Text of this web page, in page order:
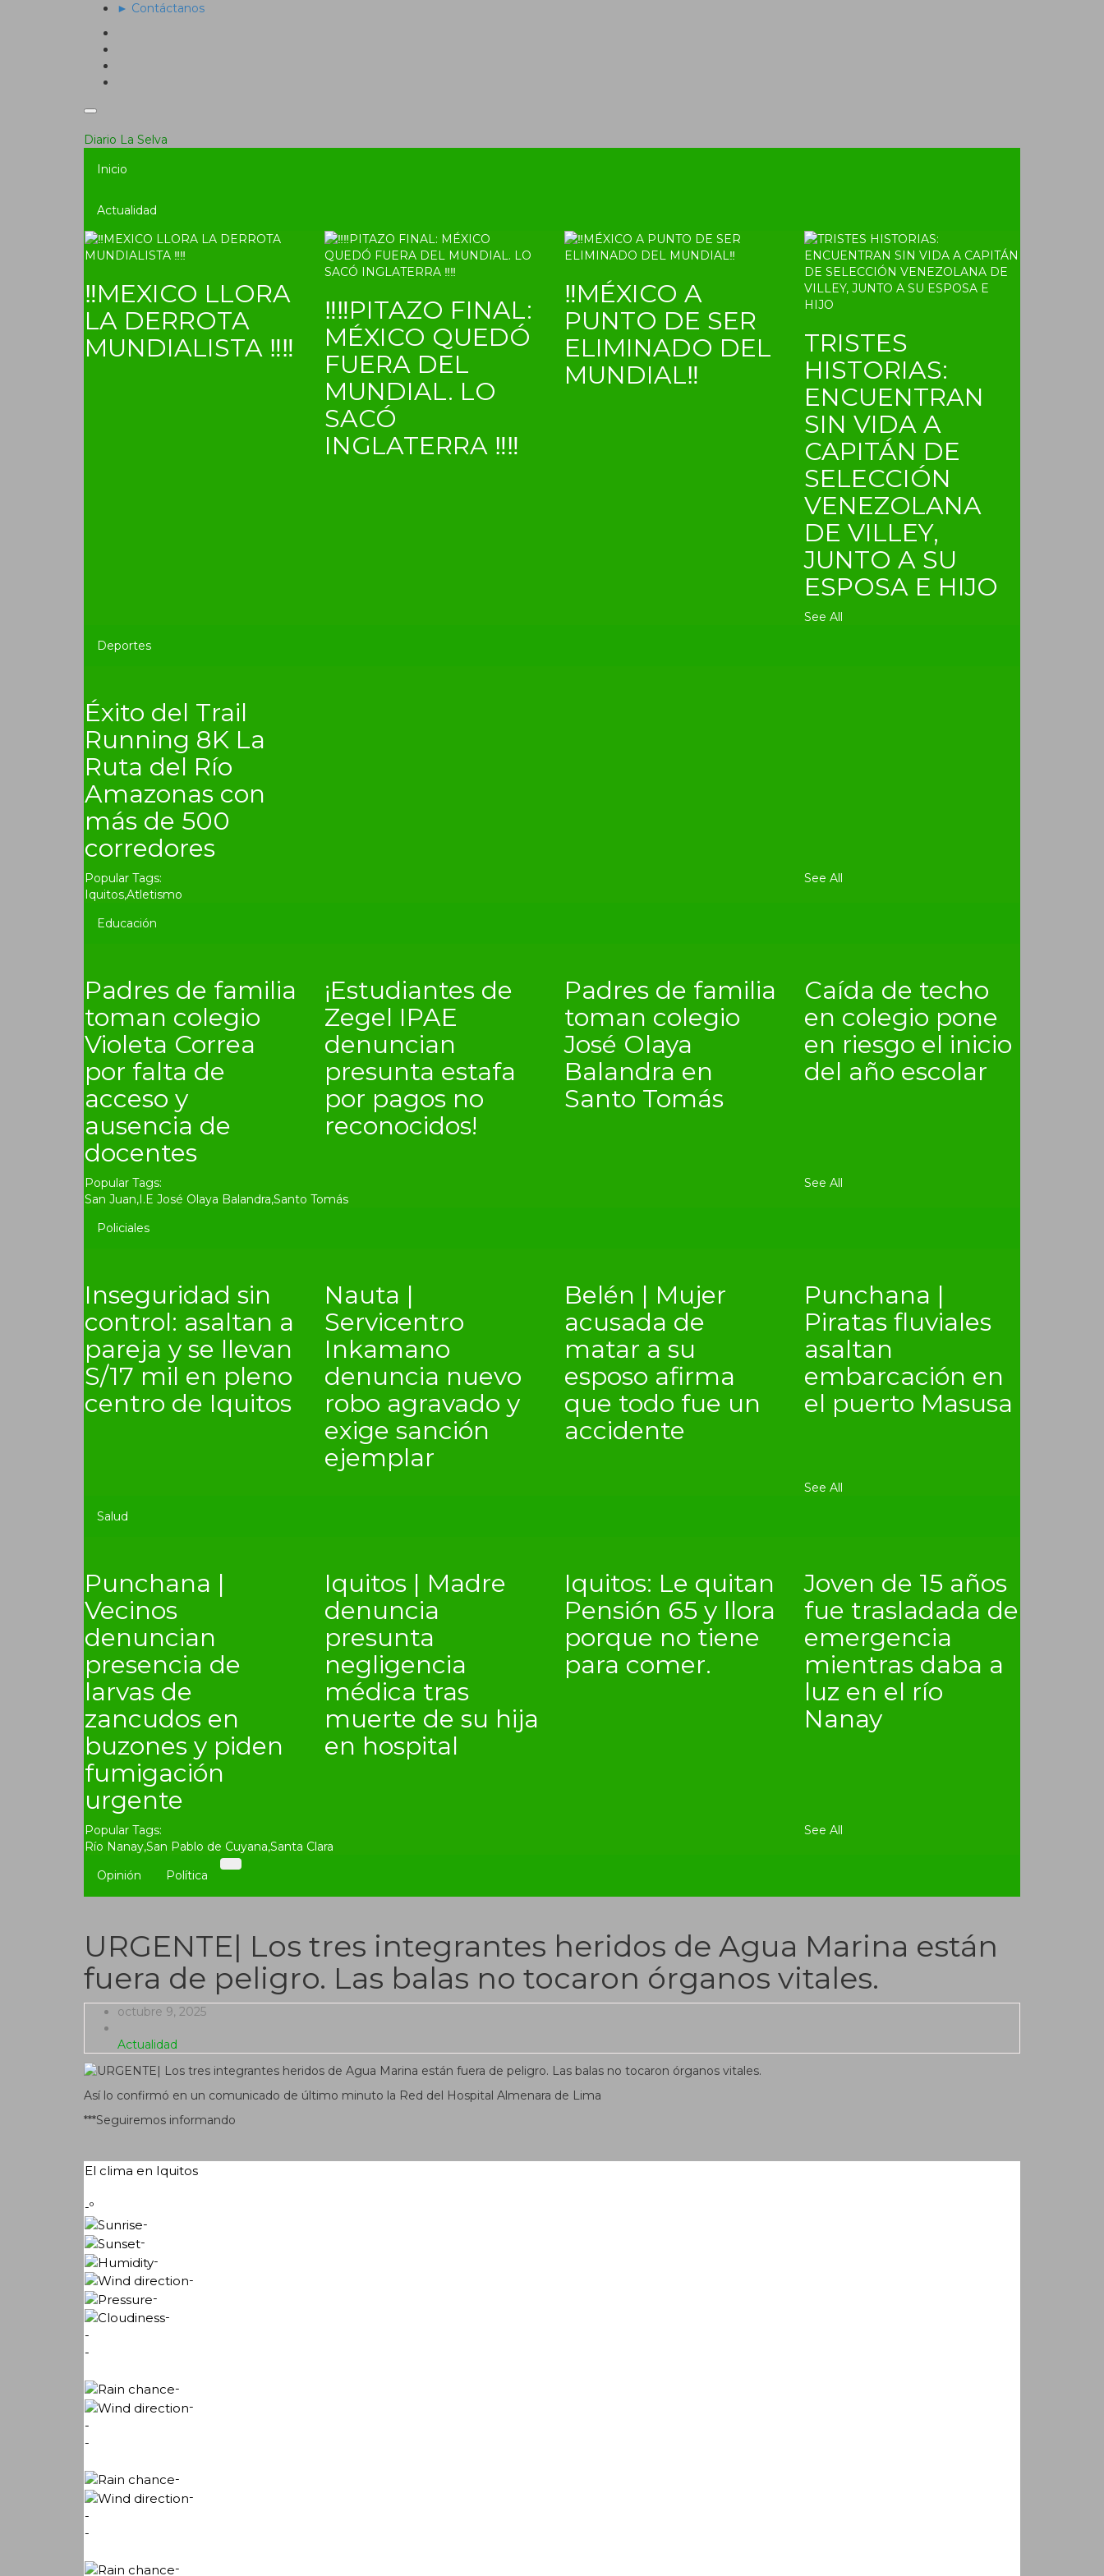
► Contáctanos
Diario La Selva
Inicio
Actualidad
‼MEXICO LLORA
LA DERROTA
MUNDIALISTA ‼‼
‼‼PITAZO FINAL:
MÉXICO QUEDÓ
FUERA DEL
MUNDIAL. LO
SACÓ
INGLATERRA ‼‼
‼MÉXICO A
PUNTO DE SER
ELIMINADO DEL
MUNDIAL‼
TRISTES
HISTORIAS:
ENCUENTRAN
SIN VIDA A
CAPITÁN DE
SELECCIÓN
VENEZOLANA
DE VILLEY,
JUNTO A SU
ESPOSA E HIJO
See All
Deportes
Éxito del Trail
Running 8K La
Ruta del Río
Amazonas con
más de 500
corredores
Popular Tags:
Iquitos,Atletismo
See All
Educación
Padres de familia
toman colegio
Violeta Correa
por falta de
acceso y
ausencia de
docentes
¡Estudiantes de
Zegel IPAE
denuncian
presunta estafa
por pagos no
reconocidos!
Padres de familia
toman colegio
José Olaya
Balandra en
Santo Tomás
Caída de techo
en colegio pone
en riesgo el inicio
del año escolar
Popular Tags:
San Juan,I.E José Olaya Balandra,Santo Tomás
See All
Policiales
Inseguridad sin
control: asaltan a
pareja y se llevan
S/17 mil en pleno
centro de Iquitos
Nauta |
Servicentro
Inkamano
denuncia nuevo
robo agravado y
exige sanción
ejemplar
Belén | Mujer
acusada de
matar a su
esposo afirma
que todo fue un
accidente
Punchana |
Piratas fluviales
asaltan
embarcación en
el puerto Masusa
See All
Salud
Punchana |
Vecinos
denuncian
presencia de
larvas de
zancudos en
buzones y piden
fumigación
urgente
Iquitos | Madre
denuncia
presunta
negligencia
médica tras
muerte de su hija
en hospital
Iquitos: Le quitan
Pensión 65 y llora
porque no tiene
para comer.
Joven de 15 años
fue trasladada de
emergencia
mientras daba a
luz en el río
Nanay
Popular Tags:
Río Nanay,San Pablo de Cuyana,Santa Clara
See All
Opinión Política
URGENTE| Los tres integrantes heridos de Agua Marina están
fuera de peligro. Las balas no tocaron órganos vitales.
octubre 9, 2025
Actualidad
Así lo confirmó en un comunicado de último minuto la Red del Hospital Almenara de Lima
***Seguiremos informando
El clima en Iquitos
-º
-
-
-
-
-
-
-
-
-
-
-
-
-
-
-
-
-